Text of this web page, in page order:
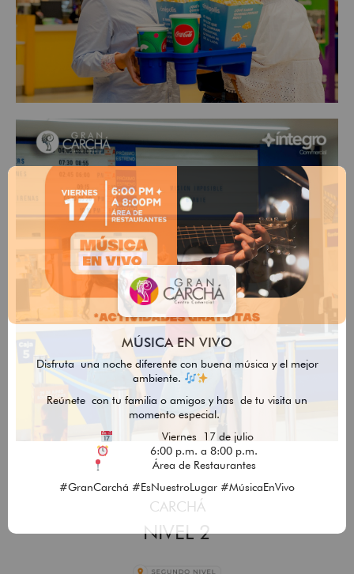
CARCHÁ
NIVEL 2
MÚSICA EN VIVO
Disfruta una noche diferente con buena música y el mejor
ambiente.
Reúnete con tu familia o amigos y has de tu visita un
momento especial.
Viernes 17 de julio
6:00 p.m. a 8:00 p.m.
Área de Restaurantes
#GranCarchá #EsNuestroLugar #MúsicaEnVivo